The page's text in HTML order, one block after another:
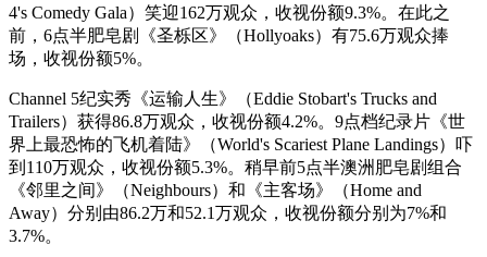
4's Comedy Gala）笑迎162万观众，收视份额9.3%。在此之
前，6点半肥皂剧《圣栎区》（Hollyoaks）有75.6万观众捧
场，收视份额5%。
Channel 5纪实秀《运输人生》（Eddie Stobart's Trucks and
Trailers）获得86.8万观众，收视份额4.2%。9点档纪录片《世
界上最恐怖的飞机着陆》（World's Scariest Plane Landings）吓
到110万观众，收视份额5.3%。稍早前5点半澳洲肥皂剧组合
《邻里之间》（Neighbours）和《主客场》（Home and
Away）分别由86.2万和52.1万观众，收视份额分别为7%和
3.7%。